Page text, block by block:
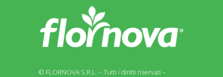
© FLORNOVA S.R.L. – Tutti i diritti riservati –